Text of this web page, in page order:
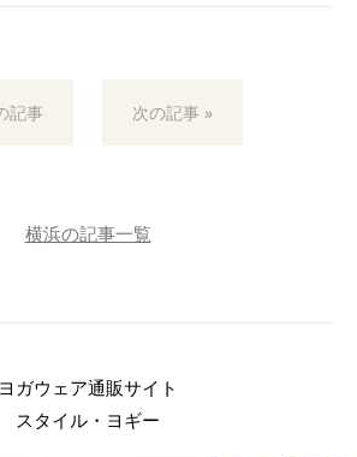
記事 次の記事 »
横浜の記事一覧
ヨガウェア通販サイト
スタイル・ヨギー